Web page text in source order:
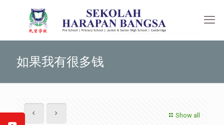
如果我有很多钱
Show all